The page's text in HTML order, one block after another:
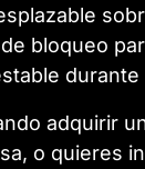
bloqueo
durante
adquirir
o quieres